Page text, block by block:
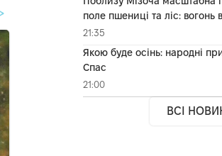
поле пшениці та ліс: вогонь
21:35
Якою буде осінь: народні
Спас
21:00
ВСІ